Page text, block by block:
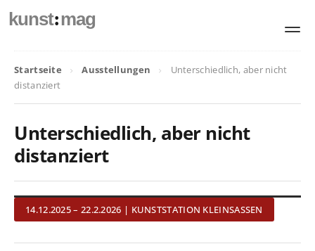
kunst:mag
Startseite Ausstellungen
Unterschiedlich, aber nicht
distanziert
Unterschiedlich, aber nicht
distanziert
14.12.2025 – 22.2.2026 | KUNSTSTATION KLEINSASSEN